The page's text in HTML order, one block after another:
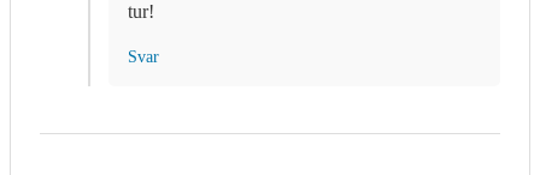
tur!
Svar